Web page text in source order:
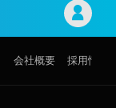
会社概要 採用情報